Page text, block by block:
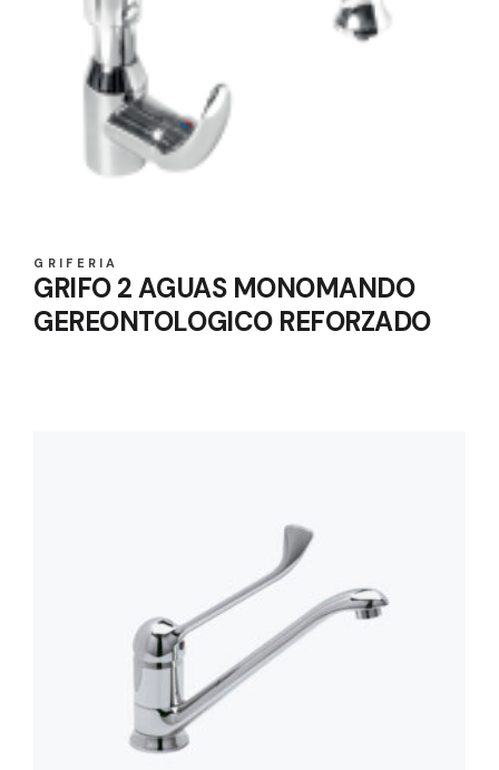
GRIFERIA
GRIFO 2 AGUAS MONOMANDO
GEREONTOLOGICO REFORZADO